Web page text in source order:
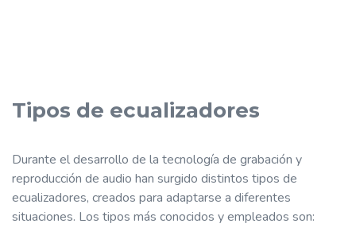
Tipos de ecualizadores
Durante el desarrollo de la tecnología de grabación y
reproducción de audio han surgido distintos tipos de
ecualizadores, creados para adaptarse a diferentes
situaciones. Los tipos más conocidos y empleados son: